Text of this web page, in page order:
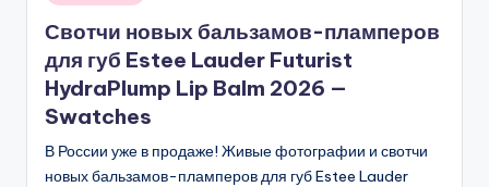
Свотчи новых бальзамов-пламперов
для губ Estee Lauder Futurist
HydraPlump Lip Balm 2026 —
Swatches
В России уже в продаже! Живые фотографии и свотчи
новых бальзамов-пламперов для губ Estee Lauder